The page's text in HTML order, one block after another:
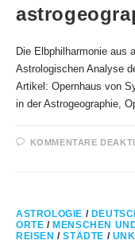
Die Elbphilharmonie aus
Astrologischen Analyse
Artikel: Opernhaus von
in der Astrogeographie,
KOMMENTARE
ASTROLOGIE /
ORTE / MENSCHEN
REISEN /STÄDTE /